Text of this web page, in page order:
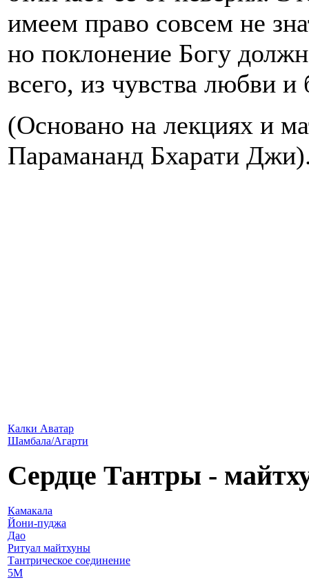
имеем право совсем не
но поклонение Богу
всего, из чувства любви и
(Основано на лекциях и
Парамананд Бхарати
Калки Аватар
Шамбала/Агарти
Сердце Тантры -
Камакала
Йони-пуджа
Дао
Ритуал майтхуны
Тантрическое соединение
5М